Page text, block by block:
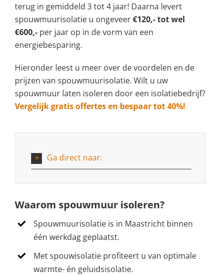
terug in gemiddeld 3 tot 4 jaar! Daarna levert
spouwmuurisolatie u ongeveer€120,- tot wel
€600,- per jaar op in de vorm van een
energiebesparing.
Hieronder leest u meer over de voordelen en de
prijzen van spouwmuurisolatie. Wilt u uw
spouwmuur laten isoleren door een isolatiebedrijf?
Vergelijk gratis offertes en bespaar tot 40%!
Ga direct naar:
Waarom spouwmuur isoleren?
Spouwmuurisolatie is in Maastricht binnen
één werkdag geplaatst.
Met spouwisolatie profiteert u van optimale
warmte- én geluidsisolatie.